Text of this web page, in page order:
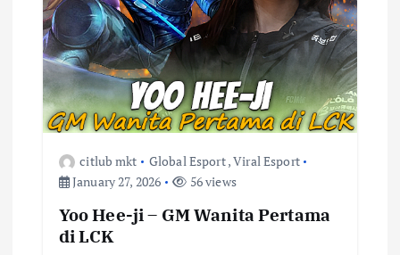
citlub mkt Global Esport,Viral Esport
January 27, 2026
56 views
Yoo Hee-ji – GM Wanita Pertama
di LCK